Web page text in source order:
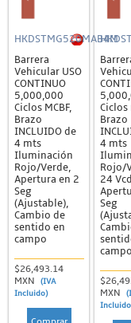
HKDSTMG520MAB4M
Barrera
Vehicular USO
CONTINUO
5,000,000
Ciclos MCBF,
Brazo
INCLUIDO de
4 mts
Iluminación
Rojo/Verde,
Apertura en 2
Seg
(Ajustable),
Cambio de
sentido en
campo
$26,493.14
MXN
(IVA
Incluido)
Ciclos
Brazo
4 mts
Rojo/
24
Seg
campo
MXN